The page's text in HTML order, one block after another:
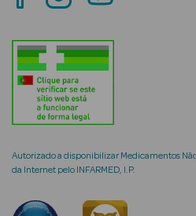
Ver Tudo
Coffrets
Coffrets de
Mulher
Coffrets de
Homem
Autorizado a disponibilizar Medicamentos
da Internet pelo INFARMED, I.P.